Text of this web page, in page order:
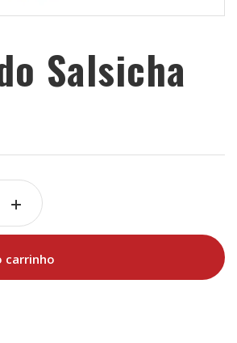
Salsicha
carrinho